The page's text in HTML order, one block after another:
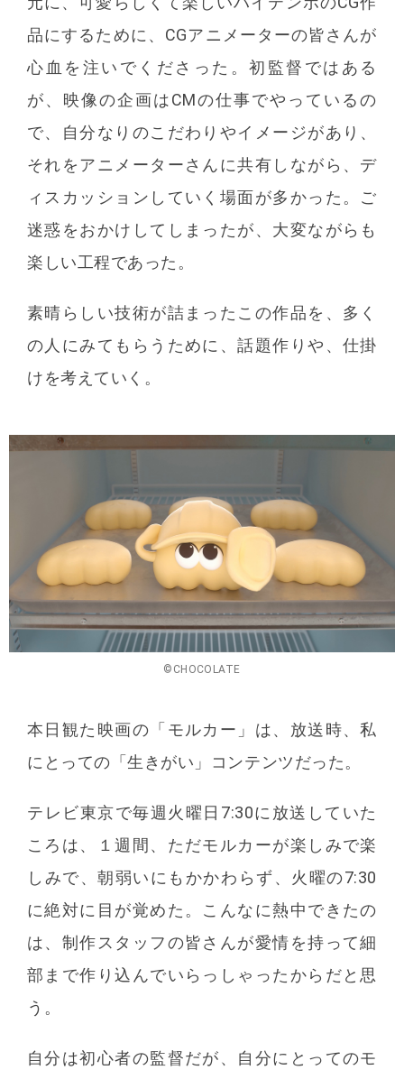
品にするために、CGアニメーターの皆さんが
心血を注いでくださった。初監督ではある
が、映像の企画はCMの仕事でやっているの
で、自分なりのこだわりやイメージがあり、
それをアニメーターさんに共有しながら、デ
ィスカッションしていく場面が多かった。ご
迷惑をおかけしてしまったが、大変ながらも
楽しい工程であった。
素晴らしい技術が詰まったこの作品を、多く
の人にみてもらうために、話題作りや、仕掛
けを考えていく。
©CHOCOLATE
本日観た映画の「モルカー」は、放送時、私
にとっての「生きがい」コンテンツだった。
テレビ東京で毎週火曜日7:30に放送していた
ころは、１週間、ただモルカーが楽しみで楽
しみで、朝弱いにもかかわらず、火曜の7:30
に絶対に目が覚めた。こんなに熱中できたの
は、制作スタッフの皆さんが愛情を持って細
部まで作り込んでいらっしゃったからだと思
う。
自分は初心者の監督だが、自分にとってのモ